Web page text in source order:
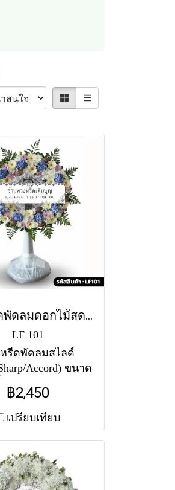
พวงหรีดพัดลมดอกไม้สด นภัสสร (LF101)
LF 101
รีดพัดลมสไลด์
Accord) ขนาด
ว จัดทรงกลมเต็มวง
-ขาว-ชมพู ประดับ
ลากสีและลูกตีนเป็ด
ามเป็นธรรมชาติ
฿2,450
เปรียบเทียบ